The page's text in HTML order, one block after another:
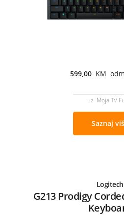
599,00 KM
uz Moja TV
Saznaj
Logitech
G213 Prodigy